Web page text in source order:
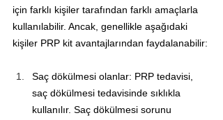
için farklı kişiler tarafından farklı amaçlarla
kullanılabilir. Ancak, genellikle aşağıdaki
kişiler PRP kit avantajlarından faydalanabilir:
Saç dökülmesi olanlar: PRP tedavisi,
saç dökülmesi tedavisinde sıklıkla
kullanılır. Saç dökülmesi sorunu